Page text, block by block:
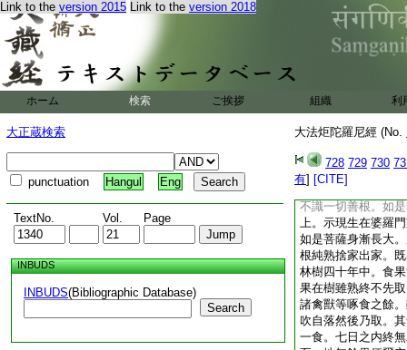
Link to the version 2015 Link to the version 2018
ホーム 検索 ご挨拶 組織 利
大正蔵検索
punctuation Hangul Eng
TextNo. Vol. Page
INBUDS
INBUDS(Bibliographic Database)
Search
大法炬陀羅尼經 (No.
728 729 730
有] [CITE]
那婆。我念往昔初
劫。名曰除樂。過
空無有佛。於彼劫
至不曾聞一法音。
行。不孝父母不事
遠離持戒依止惡法
識是非不知善惡。
不知何者是父何者
妹。如是等法以不
失八善根及樂行法
不覺知何者是佛。
不識一切善根。如
上。示現生在婆羅
如是菩薩身漸長大
根純熟捨家出家。
林樹四十年中。食
果在樹雖熟終不先
諸禽獸等啄食之餘
吹自落然後乃取。
一食。七日之内終